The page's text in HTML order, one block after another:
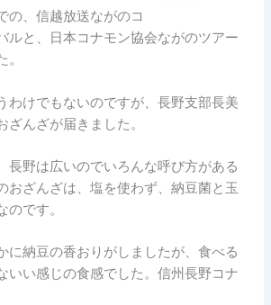
の、信越放送ながのコ
ルと、日本コナモン協会ながのツアー
わけでもないのですが、長野支部長美
ざんざが届きました。
長野は広いのでいろんな呼び方がある
おざんざは、塩を使わず、納豆菌と玉
のです。
に納豆の香おりがしましたが、食べる
いい感じの食感でした。信州長野コナ